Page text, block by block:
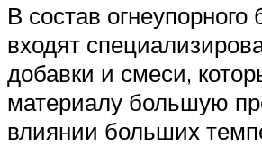
В состав огнеупорного
входят
добавки и смеси,
материалу большую
влиянии больших